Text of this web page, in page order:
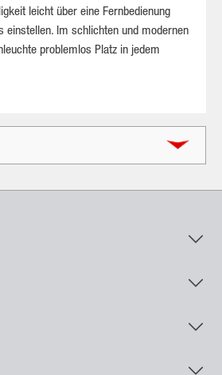
leicht über eine Fernbedienung
einstellen. Im schlichten und modernen
problemlos Platz in jedem